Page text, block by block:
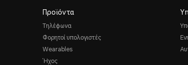
Προϊόντα
Τηλέφωνα
Φορητοί υπολογιστές
Wearables
Ήχος